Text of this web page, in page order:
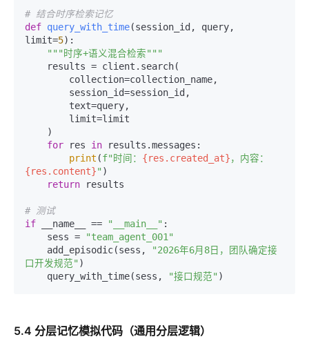
# 结合时序检索记忆
def query_with_time(session_id, query,
limit=5):
"""时序+语义混合检索"""
for res in results.messages:
print (f"时间： {res.created_at}，内容：
{res.content}" )
return results
# 测试
if __name__ == "__main__" :
    sess =
"team_agent_001"
    add_episodic(sess,
"2026年6月8日，团队确定接
口开发规范" )
    query_with_time(sess,
"接口规范"
5.4 分层记忆模拟代码（通用分层逻辑）